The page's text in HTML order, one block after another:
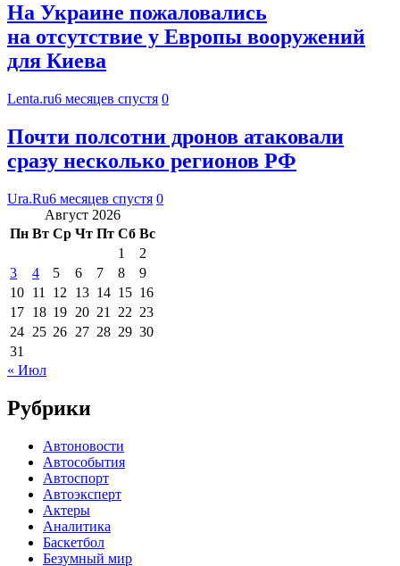
На Украине пожаловались
на отсутствие у Европы вооружений
для Киева
Lenta.ru6 месяцев спустя 0
Почти полсотни дронов атаковали
сразу несколько регионов РФ
Ura.Ru6 месяцев спустя 0
Август 2026
Пн Вт Ср Чт Пт Сб Вс
1
2
3
4 5 6 7 8
9
10 11 12 13 14 15 16
17 18 19 20 21 22 23
24 25 26 27 28 29 30
31
« Июл
Рубрики
Автоновости
Автособытия
Автоспорт
Автоэксперт
Актеры
Аналитика
Баскетбол
Безумный мир